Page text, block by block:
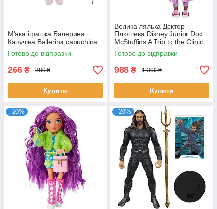
М'яка іграшка Балерина
Капучіна Ballerina capuchina
Готово до відправки
266 ₴ 380 ₴
Купити
Велика лялька Доктор
Плюшева Disney Junior Doc
McStuffins A Trip to the Clinic
Готово до відправки
988 ₴ 1 300 ₴
Купити
–20% –20%